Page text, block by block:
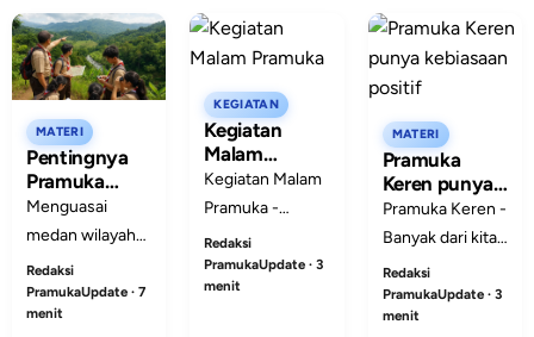
kepedulian,
keterampilan,
dan tanggung
jawab peserta
didik.
ditengah-tengah
kehidupan
sekali manfaat
yang bisa kita d...
menyatu
menjadi
Gerakan
Pramuka sebagai
pendidikan
karakter bangsa.
MATERI
Pentingnya
Pramuka
Menguasai
Medan
Sebelum
Kegiatan
Menguasai
medan wilayah
membantu
Pramuka
merencanakan
Redaksi
PramukaUpdate · 7
menit
KEGIATAN
Kegiatan
Malam
Pramuka
Kegiatan Malam
Pramuka -
Sudah tidak
menjadi rahasia
lagi, jika kegiatan
Redaksi
PramukaUpdate · 3
menit
MATERI
Pramuka
Keren punya
kebiasaan
positif
Pramuka Keren -
Banyak dari kita
merasakan
dampak positif
dari kegiatan
Redaksi
PramukaUpdate · 3
menit